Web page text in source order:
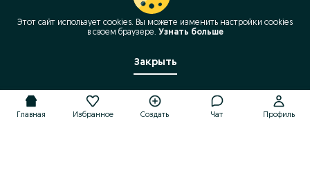
Главная Избранное Создать Чат Профиль
Этот сайт использует cookies. Вы можете изменить настройки cookies
в своeм браузере. Узнать больше
Закрыть